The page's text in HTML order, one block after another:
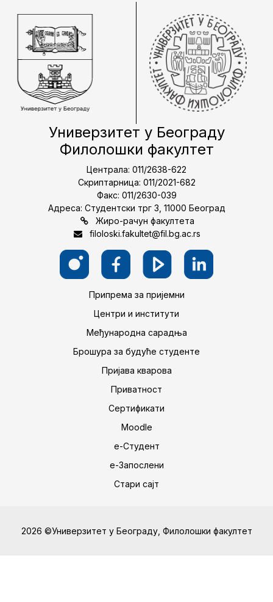
Универзитет у Београду
Филолошки факултет
Централа: 011/2638-622
Скриптарница: 011/2021-682
Факс: 011/2630-039
Адреса: Студентски трг 3, 11000 Београд
Жиро-рачун факултета
filoloski.fakultet@fil.bg.ac.rs
Припрема за пријемни
Центри и институти
Међународна сарадња
Брошура за будуће студенте
Пријава кварова
Приватност
Сертификати
Moodle
е-Студент
е-Запослени
Стари сајт
2026 ©Универзитет у Београду, Филолошки факултет